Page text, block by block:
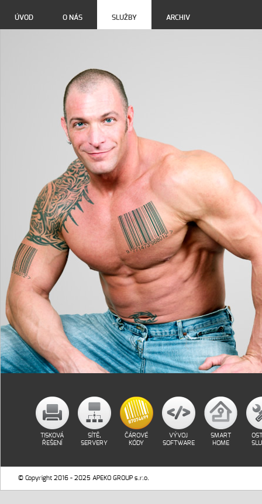
ÚVOD O NÁS SLUŽBY ARCHIV
TISKOVÁ
ŘEŠENÍ
SÍTĚ,
SERVERY
ČÁROVÉ
KÓDY
VÝVOJ
SOFTWARE
SMART
HOME
© Copyright 2016 - 2025 APEKO GROUP s.r.o.